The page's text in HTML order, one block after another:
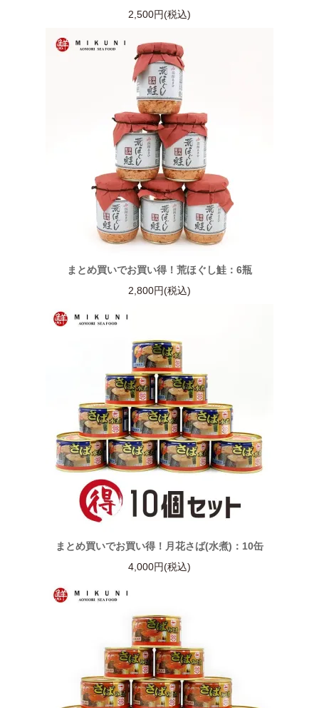
2,500円(税込)
まとめ買いでお買い得！荒ほぐし鮭：6瓶
2,800円(税込)
まとめ買いでお買い得！月花さば(水煮)：10缶
4,000円(税込)